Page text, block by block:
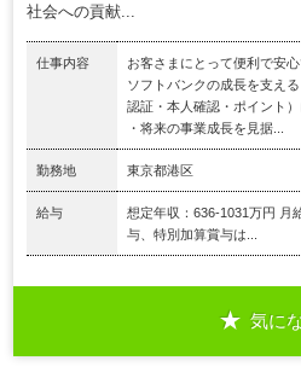
社会への貢献...
仕事内容
お客さまにとって便利で安
ソフトバンクの成長を支え
認証・本人確認・ポイント
・将来の事業成長を見据...
勤務地 東京都港区
給与
想定年収：636-1031万円 月
与、特別加算賞与は...
気に